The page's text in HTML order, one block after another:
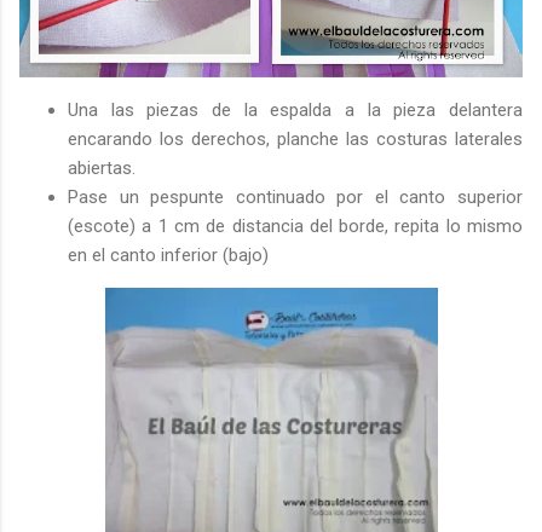
Una las piezas de la espalda a la pieza delantera
encarando los derechos, planche las costuras laterales
abiertas.
Pase un pespunte continuado por el canto superior
(escote) a 1 cm de distancia del borde, repita lo mismo
en el canto inferior (bajo)